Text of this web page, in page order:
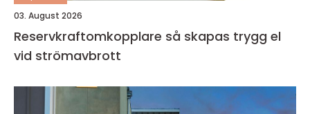
03. August 2026
Reservkraftomkopplare så skapas trygg el
vid strömavbrott